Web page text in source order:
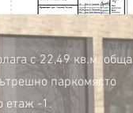
с 22,49 кв.м. обща
паркомясто
етаж -1.